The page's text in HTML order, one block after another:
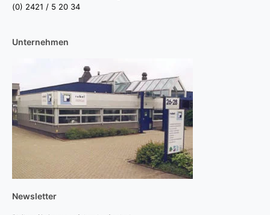
(0) 2421 / 5 20 34
Unternehmen
Newsletter